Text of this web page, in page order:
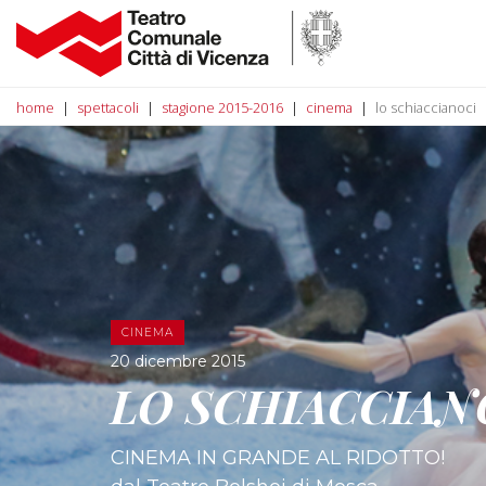
home spettacoli stagione 2015-2016 cinema lo schiaccianoci
CINEMA
20 dicembre 2015
LO
CINEMA IN GRANDE AL RIDOTTO!